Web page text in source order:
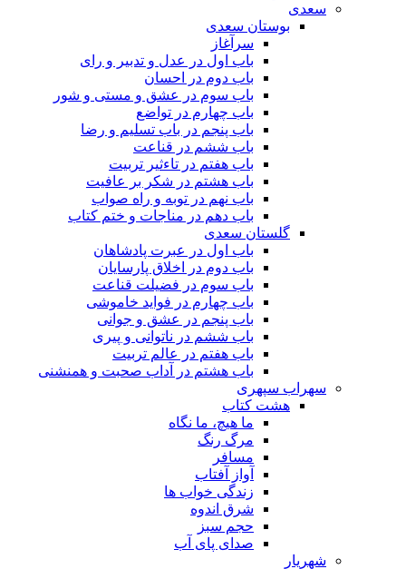
سعدی
بوستان سعدی
سرآغاز
باب اول در عدل و تدبیر و رای
باب دوم در احسان
باب سوم در عشق و مستی و شور
باب چهارم در تواضع
باب پنجم در باب تسلیم و رضا
باب ششم در قناعت
باب هفتم در تاءثیر تربیت
باب هشتم در شکر بر عافیت
باب نهم در توبه و راه صواب
باب دهم در مناجات و ختم کتاب
گلستان سعدی
باب اول در عبرت پادشاهان
باب دوم در اخلاق پارسایان
باب سوم در فضیلت قناعت
باب چهارم در فواید خاموشى
باب پنجم در عشق و جوانى
باب ششم در ناتوانى و پیرى
باب هفتم در عالم تربیت
باب هشتم در آداب صحبت و همنشنى
سهراب سپهری
هشت کتاب
ما هیچ، ما نگاه
مرگ رنگ
مسافر
آواز آفتاب
زندگی خواب ها
شرق اندوه
حجم سبز
صدای پای آب
شهریار